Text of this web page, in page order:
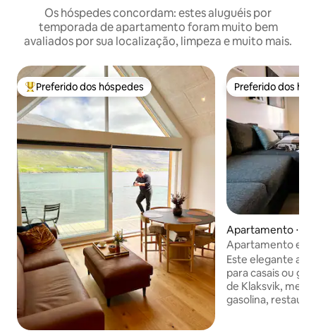
Os hóspedes concordam: estes aluguéis por
temporada de apartamento foram muito bem
avaliados por sua localização, limpeza e muito mais.
Entre os melhores preferidos dos hóspedes
Preferido dos hóspedes Preferido dos
Preferido dos
Apartamento ⋅
Apartamento em
Este elegante
para casais ou grupos. Perto
de Klaksvik,
gasolina,